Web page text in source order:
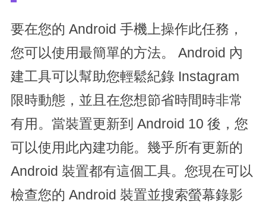
要在您的 Android 手機上操作此任務，
您可以使用最簡單的方法。 Android 內
建工具可以幫助您輕鬆紀錄 Instagram
限時動態，並且在您想節省時間時非常
有用。當裝置更新到 Android 10 後，您
可以使用此內建功能。幾乎所有更新的
Android 裝置都有這個工具。您現在可以
檢查您的 Android 裝置並搜索螢幕錄影